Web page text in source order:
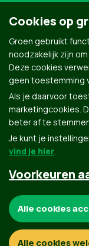
Contact
Cookies op
Groen gebruikt
noodzakelijk zijn
Deze cookies
geen toestemming
Als je daarvoor
marketingcookies.
beter af te
Je kunt je
vind je hier.
Voorkeuren
Functionele en
Alle cookies
Alle cookies